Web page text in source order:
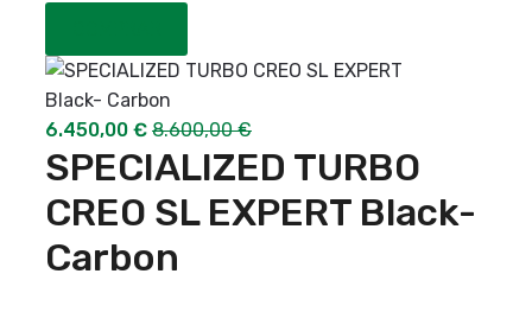
6.450,00 € 8.600,00€
SPECIALIZED TURBO
CREO SL EXPERT Black-
Carbon